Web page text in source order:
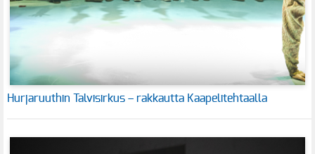
Hurjaruuthin Talvisirkus – rakkautta Kaapelitehtaalla